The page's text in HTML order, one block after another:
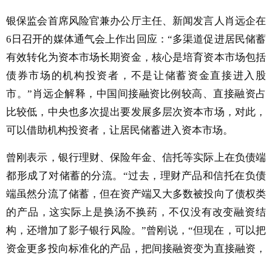
银保监会首席风险官兼办公厅主任、新闻发言人肖远企在
6日召开的媒体通气会上作出回应：“多渠道促进居民储蓄
有效转化为资本市场长期资金，核心是培育资本市场包括
债券市场的机构投资者，不是让储蓄资金直接进入股
市。”肖远企解释，中国间接融资比例较高、直接融资占
比较低，中央也多次提出要发展多层次资本市场，对此，
可以借助机构投资者，让居民储蓄进入资本市场。
曾刚表示，银行理财、保险年金、信托等实际上在负债端
都形成了对储蓄的分流。“过去，理财产品和信托在负债
端虽然分流了储蓄，但在资产端又大多数被投向了债权类
的产品，这实际上是换汤不换药，不仅没有改变融资结
构，还增加了影子银行风险。”曾刚说，“但现在，可以把
资金更多投向标准化的产品，把间接融资变为直接融资，